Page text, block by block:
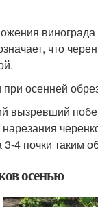
что
осенней
вызревший
4 почки таким
осенью